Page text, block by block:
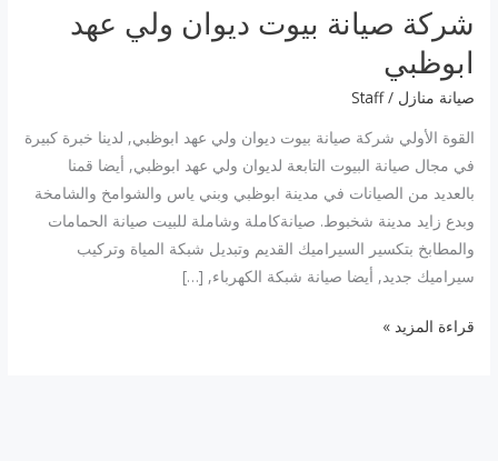
شركة صيانة بيوت ديوان ولي عهد
ابوظبي
صيانة منازل /
Staff
القوة الأولي شركة صيانة بيوت ديوان ولي عهد ابوظبي, لدينا خبرة كبيرة
في مجال صيانة البيوت التابعة لديوان ولي عهد ابوظبي, أيضا قمنا
بالعديد من الصيانات في مدينة ابوظبي وبني ياس والشوامخ والشامخة
وبدع زايد مدينة شخبوط. صيانةكاملة وشاملة للبيت صيانة الحمامات
والمطابخ بتكسير السيراميك القديم وتبديل شبكة المياة وتركيب
سيراميك جديد, أيضا صيانة شبكة الكهرباء, […]
شركة
صيانة
بيوت
ديوان
ولي
عهد
ابوظبي
قراءة المزيد »